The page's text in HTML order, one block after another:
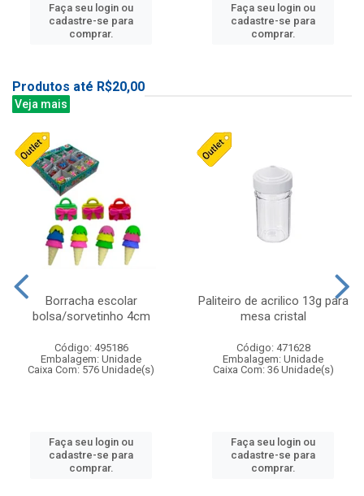
Faça seu login ou
cadastre-se para
comprar.
Faça seu login ou
cadastre-se para
comprar.
Produtos até R$20,00
Veja mais
Borracha escolar
bolsa/sorvetinho 4cm
Código: 495186
Embalagem: Unidade
Caixa Com: 576 Unidade(s)
Faça seu login ou
cadastre-se para
comprar.
Paliteiro de acrilico 13g para
mesa cristal
Código: 471628
Embalagem: Unidade
Caixa Com: 36 Unidade(s)
Faça seu login ou
cadastre-se para
comprar.